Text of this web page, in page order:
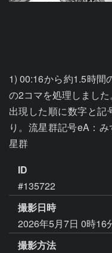
1) 00:16から約1.5時間
の2コマを処理しました。
出現した順に数字と記
り。流星群記号eA：
星群
ID
#135722
撮影日時
2026年5月7日 0時16
撮影方法